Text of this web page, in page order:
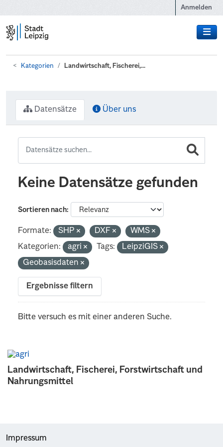
Anmelden
Kategorien Landwirtschaft, Fischerei,...
Landwirtschaft, Fischerei, Forstwirtschaft und
Nahrungsmittel
Datensätze Über uns
Keine Datensätze gefunden
Sortieren nach
Formate: SHP DXF
WMS
Kategorien:
agri Tags:
LeipziGIS
Geobasisdaten
Ergebnisse filtern
Bitte versuch es mit einer anderen Suche.
Impressum